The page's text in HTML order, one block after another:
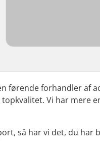
førende forhandler af
Vi har mere
så har vi det, du har